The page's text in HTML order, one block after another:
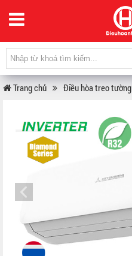
Trang chủ Điều hòa treo tường